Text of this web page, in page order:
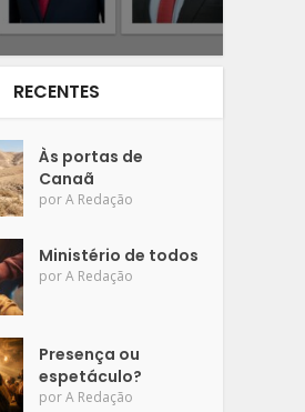
RECENTES
Às portas de
Canaã
porA Redação
Ministério de todos
porA Redação
Presença ou
espetáculo?
porA Redação